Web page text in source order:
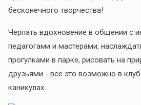
бесконечного творчества!
Черпать вдохновение в общении с
педагогами и мастерами,
прогулками в парке, рисовать на
друзьями - всё это возможно в
каникулах.